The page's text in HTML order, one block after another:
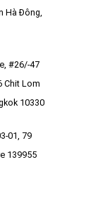
Hà Đông,
#26/-47
Chit Lom
10330
01, 79
139955